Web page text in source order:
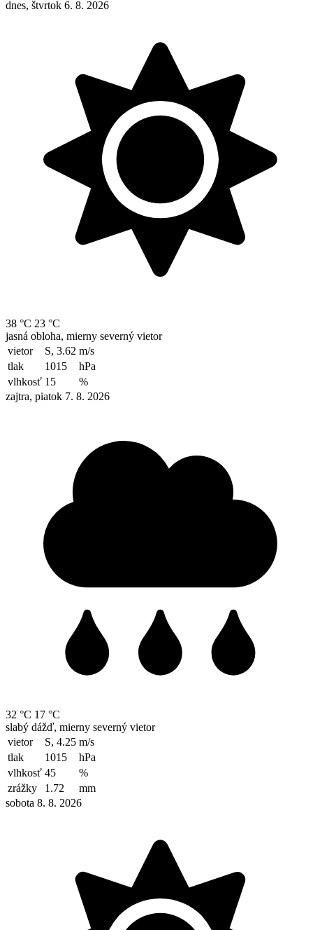
dnes, štvrtok 6. 8. 2026
38 °C 23 °C
jasná obloha, mierny severný vietor
vietor
S, 3.62 m/s
tlak
1015
hPa
vlhkosť 15
%
zajtra, piatok 7. 8. 2026
32 °C 17 °C
slabý dážď, mierny severný vietor
vietor
S, 4.25 m/s
tlak
1015
hPa
vlhkosť 45
%
zrážky
1.72
mm
sobota 8. 8. 2026